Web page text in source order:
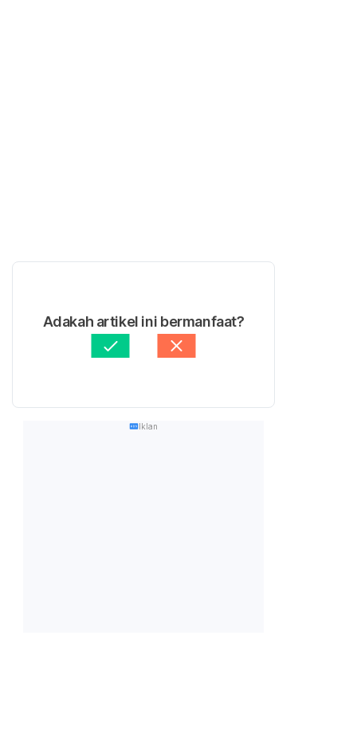
Adakah artikel ini bermanfaat?
Iklan